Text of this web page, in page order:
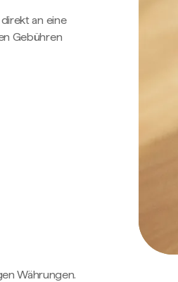
an eine
Gebühren
Währungen.